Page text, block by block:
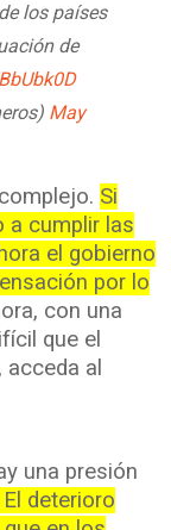
los países
de
May
Si
a cumplir las
el gobierno
por lo
con una
que el
, acceda al
una presión
El deterioro